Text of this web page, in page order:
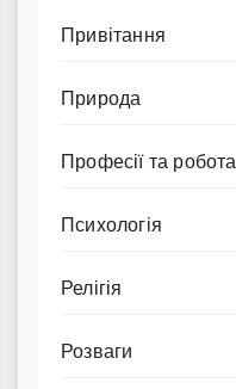
Привітання
Природа
Професії та робота
Психологія
Релігія
Розваги